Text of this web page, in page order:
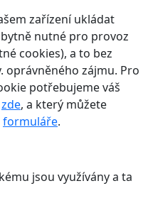
zařízení ukládat
nutné pro provoz
cookies), a to bez
oprávněného zájmu. Pro
potřebujeme váš
zde, a který můžete
formuláře.
jsou využívány a ta